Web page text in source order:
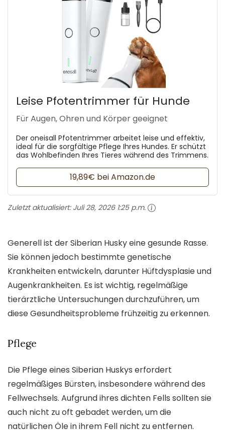
Leise Pfotentrimmer für Hunde
Für Augen, Ohren und Körper geeignet
Der oneisall Pfotentrimmer arbeitet leise und effektiv,
ideal für die sorgfältige Pflege Ihres Hundes. Er schützt
das Wohlbefinden Ihres Tieres während des Trimmens.
19,89€ bei Amazon.de
Zuletzt aktualisiert: Juli 28, 2026 1:25 p.m.
Generell ist der Siberian Husky eine gesunde Rasse.
Sie können jedoch bestimmte genetische
Krankheiten entwickeln, darunter Hüftdysplasie und
Augenkrankheiten. Es ist wichtig, regelmäßige
tierärztliche Untersuchungen durchzuführen, um
diese Gesundheitsprobleme frühzeitig zu erkennen.
Pflege
Die Pflege eines Siberian Huskys erfordert
regelmäßiges Bürsten, insbesondere während des
Fellwechsels. Aufgrund ihres dichten Fells sollten sie
auch nicht zu oft gebadet werden, um die
natürlichen Öle in ihrem Fell nicht zu entfernen.